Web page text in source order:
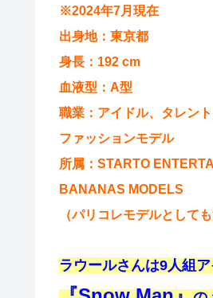
※2024年7月現在
出身地：東京都
身長：192 cm
血液型：A型
職業：アイドル、タレント
ファッションモデル
所属：STARTO
BANANAS MODELS
（パリコレモデルとして
ラウールさんは9人組